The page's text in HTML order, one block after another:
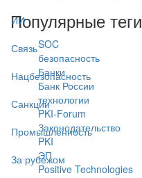
ИИ
Связь
Нацбезопасность
Санкции
Промышленность
За рубежом
Популярные теги
SOC
безопасность
Банки
Банк России
технологии
PKI-Forum
Законодательство
PKI
ЭП
Positive Technologies